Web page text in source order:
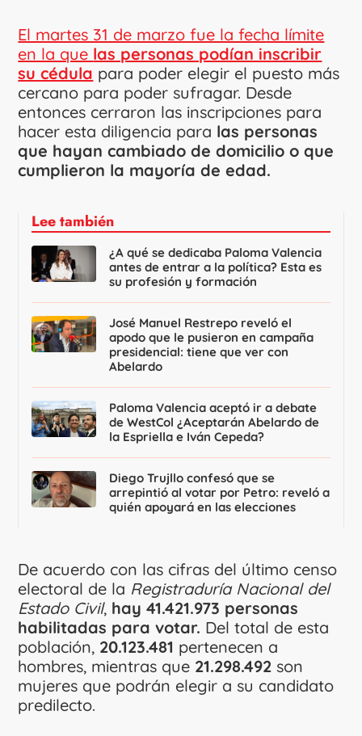
El martes 31 de marzo fue la fecha límite
en la que las personas podían inscribir
su cédula para poder elegir el puesto más
cercano para poder sufragar. Desde
entonces cerraron las inscripciones para
hacer esta diligencia para las personas
que hayan cambiado de domicilio o que
cumplieron la mayoría de edad.
Lee también
¿A qué se dedicaba Paloma Valencia
antes de entrar a la política? Esta es
su profesión y formación
José Manuel Restrepo reveló el
apodo que le pusieron en campaña
presidencial: tiene que ver con
Abelardo
Paloma Valencia aceptó ir a debate
de WestCol ¿Aceptarán Abelardo de
la Espriella e Iván Cepeda?
Diego Trujllo confesó que se
arrepintió al votar por Petro: reveló a
quién apoyará en las elecciones
De acuerdo con las cifras del último censo
electoral de la Registraduría Nacional del
Estado Civil, hay 41.421.973 personas
habilitadas para votar. Del total de esta
población, 20.123.481 pertenecen a
hombres, mientras que 21.298.492son
mujeres que podrán elegir a su candidato
predilecto.